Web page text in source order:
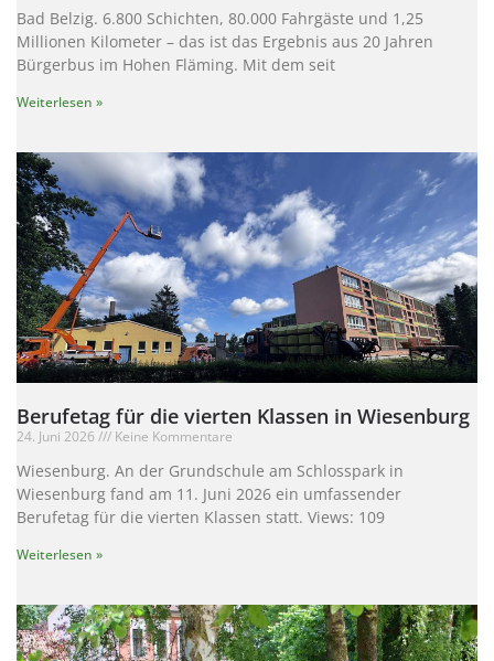
Bad Belzig. 6.800 Schichten, 80.000 Fahrgäste und 1,25
Millionen Kilometer – das ist das Ergebnis aus 20 Jahren
Bürgerbus im Hohen Fläming. Mit dem seit
Weiterlesen »
Berufetag für die vierten Klassen in Wiesenburg
24. Juni 2026 Keine Kommentare
Wiesenburg. An der Grundschule am Schlosspark in
Wiesenburg fand am 11. Juni 2026 ein umfassender
Berufetag für die vierten Klassen statt. Views: 109
Weiterlesen »